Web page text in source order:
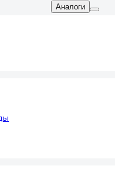
Аналоги